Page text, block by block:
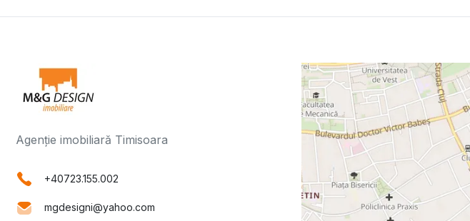
Agenție imobiliară Timisoara
+40723.155.002
mgdesigni@yahoo.com